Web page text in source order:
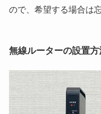
ので、希望する場合は
無線ルーターの設置方